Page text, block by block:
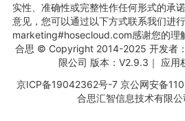
实性、准确性或完整性作任何形式的承
意见，您可以通过以下方式联系我们进
marketing#hosecloud.com感谢您的理
合思 © Copyright 2014-2025 开发者
限公司 版本：V2.9.3｜
应用
京ICP备19042362号-7京公网安备
合思汇智信息技术有限